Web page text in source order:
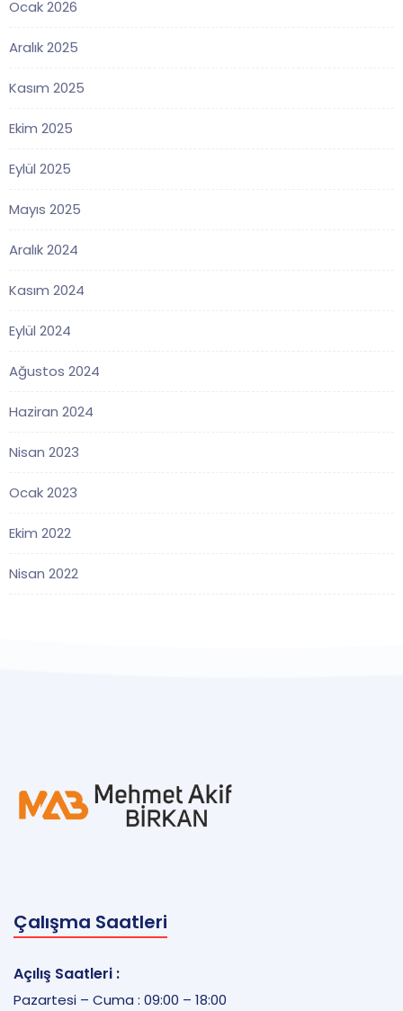
Ocak 2026
Aralık 2025
Kasım 2025
Ekim 2025
Eylül 2025
Mayıs 2025
Aralık 2024
Kasım 2024
Eylül 2024
Ağustos 2024
Haziran 2024
Nisan 2023
Ocak 2023
Ekim 2022
Nisan 2022
Çalışma Saatleri
Açılış Saatleri :
Pazartesi – Cuma : 09:00 – 18:00